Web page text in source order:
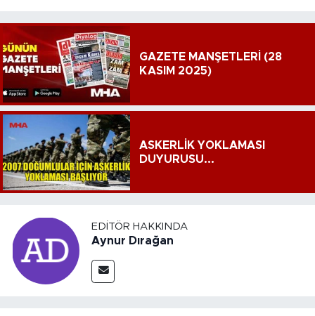
GAZETE MANŞETLERİ (28
KASIM 2025)
ASKERLİK YOKLAMASI
DUYURUSU...
EDITÖR HAKKINDA
Aynur Dırağan